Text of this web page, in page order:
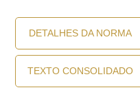
DETALHES DA NORMA
TEXTO CONSOLIDADO